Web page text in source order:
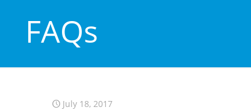
FAQs
July 18, 2017